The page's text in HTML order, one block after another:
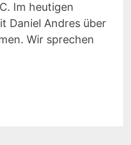
Im heutigen
Daniel Andres über
Wir sprechen